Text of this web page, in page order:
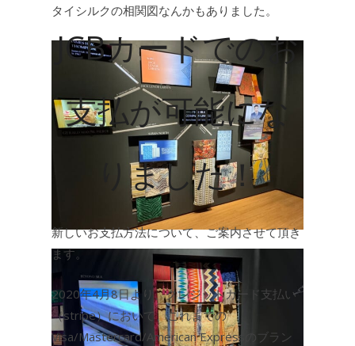
タイシルクの相関図なんかもありました。
JCBカードでのお
支払が可能にな
りました！
新しいお支払方法について、ご案内させて頂き
ます。
2020年4月8日より、クレジットカード支払い
（stripe）において、これまでの
Visa/Mastercard/American Expressのブラン